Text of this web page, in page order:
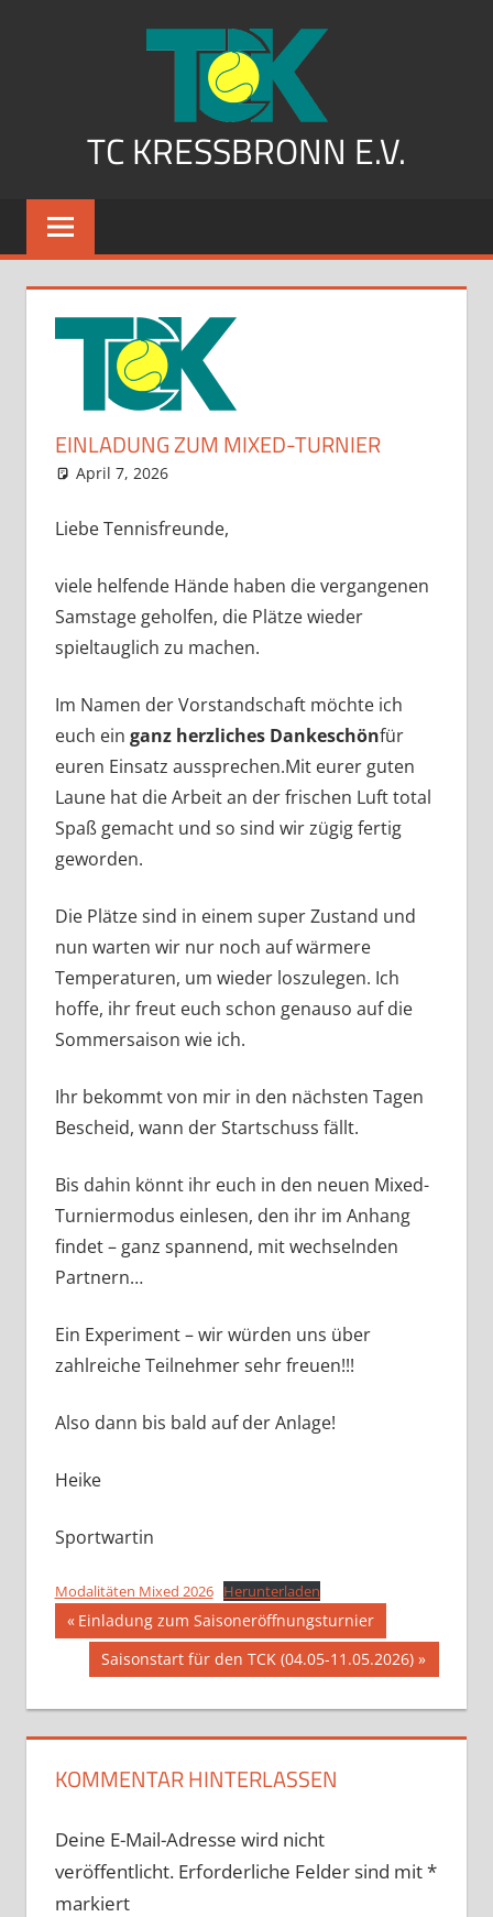
TC KRESSBRONN E.V.
EINLADUNG ZUM MIXED-TURNIER
April 7, 2026
Liebe Tennisfreunde,
viele helfende Hände haben die vergangenen
Samstage geholfen, die Plätze wieder
spieltauglich zu machen.
Im Namen der Vorstandschaft möchte ich
euch ein ganz herzliches Dankeschönfür
euren Einsatz aussprechen.Mit eurer guten
Laune hat die Arbeit an der frischen Luft total
Spaß gemacht und so sind wir zügig fertig
geworden.
Die Plätze sind in einem super Zustand und
nun warten wir nur noch auf wärmere
Temperaturen, um wieder loszulegen. Ich
hoffe, ihr freut euch schon genauso auf die
Sommersaison wie ich.
Ihr bekommt von mir in den nächsten Tagen
Bescheid, wann der Startschuss fällt.
Bis dahin könnt ihr euch in den neuen Mixed-
Turniermodus einlesen, den ihr im Anhang
findet – ganz spannend, mit wechselnden
Partnern…
Ein Experiment – wir würden uns über
zahlreiche Teilnehmer sehr freuen!!!
Also dann bis bald auf der Anlage!
Heike
Sportwartin
Modalitäten Mixed 2026 Herunterladen
Beitragsnavigation
Vorheriger
Beitrag:
Einladung zum Saisoneröffnungsturnier
Nächster
Saisonstart für den TCK (04.05-11.05.2026)
KOMMENTAR HINTERLASSEN
Deine E-Mail-Adresse wird nicht
veröffentlicht. Erforderliche Felder sind mit*
markiert